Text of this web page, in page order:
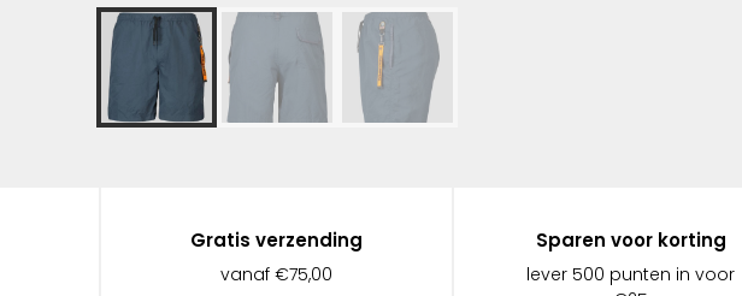
Gratis verzending
vanaf €75,00
Sparen voor korting
lever 500 punten in voor